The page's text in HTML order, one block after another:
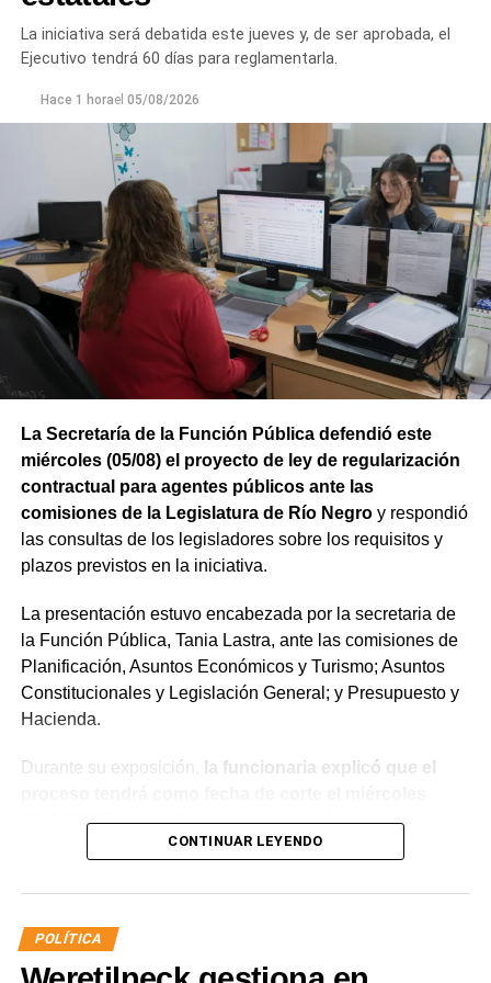
La iniciativa será debatida este jueves y, de ser aprobada, el
Ejecutivo tendrá 60 días para reglamentarla.
Hace 1 horael 05/08/2026
La Secretaría de la Función Pública defendió este
miércoles (05/08) el proyecto de ley de regularización
contractual para agentes públicos ante las
comisiones de la Legislatura de Río Negroy respondió
las consultas de los legisladores sobre los requisitos y
plazos previstos en la iniciativa.
La presentación estuvo encabezada por la secretaria de
la Función Pública, Tania Lastra, ante las comisiones de
Planificación, Asuntos Económicos y Turismo; Asuntos
Constitucionales y Legislación General; y Presupuesto y
Hacienda.
Durante su exposición,
la funcionaria explicó que el
(31/12/2025) y detalló que, para acceder a la
estabilidad, los agentes deberán aprobar el examen
Administración Pública (IPAP), no registrar sanciones
superiores a 10 días de suspensión ante la Junta de
Disciplina, contar con un informe favorable y acreditar
aptitud psicofísica mediante la Junta Médica
CONTINUAR LEYENDO
POLÍTICA